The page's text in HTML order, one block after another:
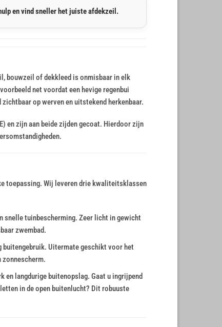
en vind sneller het juiste afdekzeil.
bouwzeil of dekkleed is onmisbaar in elk
net voordat een hevige regenbui
op werven en uitstekend herkenbaar.
en zijn aan beide zijden gecoat. Hierdoor zijn
toepassing. Wij leveren drie kwaliteitsklassen
snelle tuinbescherming. Zeer licht in gewicht
zwembad.
Uitermate geschikt voor het
zonnescherm.
en langdurige buitenopslag. Gaat u ingrijpend
in de open buitenlucht? Dit robuuste